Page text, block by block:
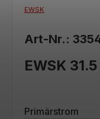
EWSK
Art-Nr.:
EWSK
Primärstrom